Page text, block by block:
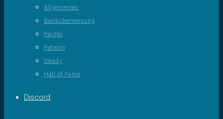
Allgemeines
Banküberweisung
PayPal
Patreon
Steady
Hall of Fame
Discord